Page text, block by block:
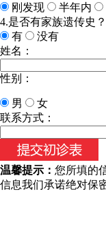
刚发现
半年内
4.是否有家族遗传史？
有
没有
姓名：
性别：
男
女
联系方式：
温馨提示： 您所填的
信息我们承诺绝对保